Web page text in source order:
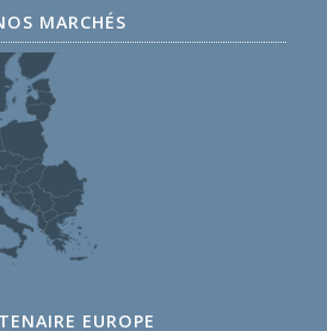
MARCHÉS
EUROPE